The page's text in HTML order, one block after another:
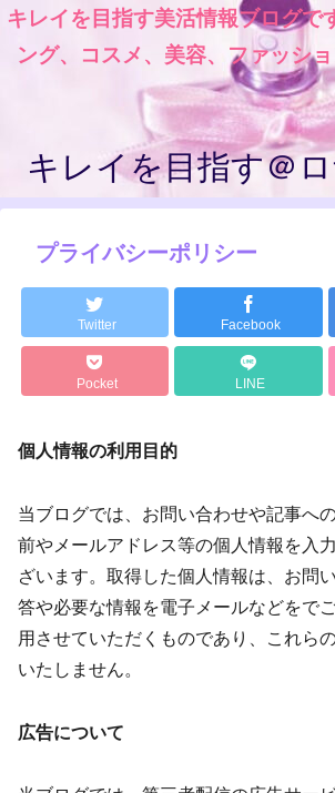
キレイを目指す美活情報ブログで
ング、コスメ、美容、ファッシ
キレイを目指す＠
プライバシーポリシー
Twitter Facebook
Pocket LINE
個人情報の利用目的
当ブログでは、お問い合わせや記事へ
前やメールアドレス等の個人情報を入
ざいます。取得した個人情報は、お問
答や必要な情報を電子メールなどをで
用させていただくものであり、これら
いたしません。
広告について